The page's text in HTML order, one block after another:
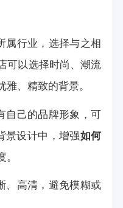
属行业，选择与之相
可以选择时尚、潮流
、精致的背景。
自己的品牌形象，可
景设计中，增强如何
、高清，避免模糊或